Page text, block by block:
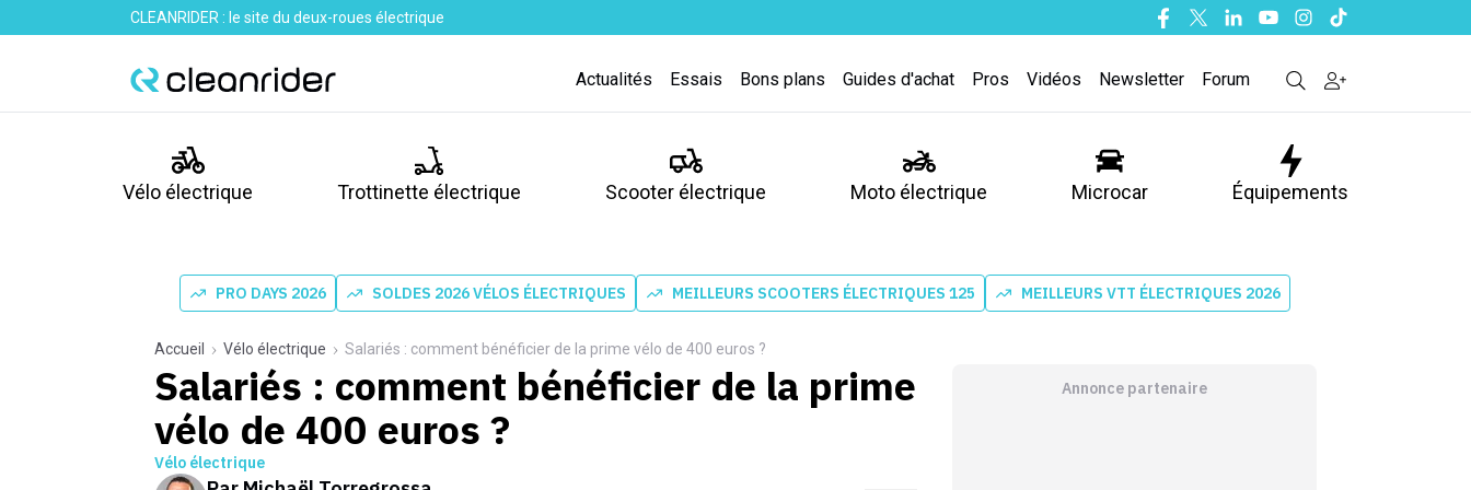
CLEANRIDER : le site du deux-roues électrique Facebook
TwitterLinkedinYoutubeInstagram
Tiktok
Actualités Essais Bons plans Guides d'achat Pros Vidéos Newsletter Forum
Vélo électrique Trottinette électrique Scooter électrique Moto électrique Microcar Équipements
PRO DAYS 2026 SOLDES 2026 VÉLOS ÉLECTRIQUES MEILLEURS SCOOTERS ÉLECTRIQUES 125 MEILLEURS VTT ÉLECTRIQUES 2026
Accueil Vélo électrique Salariés : comment bénéficier de la prime vélo de 400 euros ?
Salariés : comment bénéficier de la prime
vélo de 400 euros ?
Vélo électrique
Annonce partenaire